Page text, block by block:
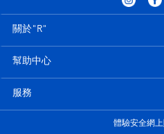
關於"R"
幫助中心
服務
體驗安全網